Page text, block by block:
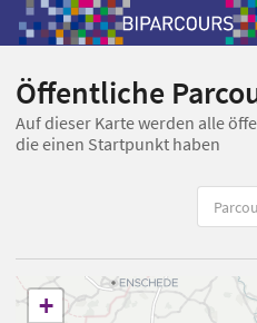
Öffentliche
Auf dieser Karte werden alle
die einen Startpunkt haben
+